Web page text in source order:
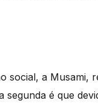
social, a
segunda é que